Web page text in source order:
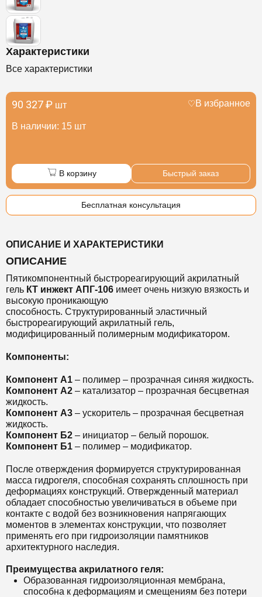
Характеристики
Все характеристики
90 327 ₽ шт
В наличии: 15 шт
В избранное
В корзину Быстрый заказ
Бесплатная консультация
ОПИСАНИЕ И ХАРАКТЕРИСТИКИ
ОПИСАНИЕ
Пятикомпонентный быстрореагирующий акрилатный
гель КТ инжект АПГ-106 имеет очень низкую вязкость и
высокую проникающую
способность. Структурированный эластичный
быстрореагирующий акрилатный гель,
модифицированный полимерным модификатором.
Компоненты:
Компонент А1 – полимер – прозрачная синяя жидкость.
Компонент А2 – катализатор – прозрачная бесцветная
жидкость.
Компонент А3 – ускоритель – прозрачная бесцветная
жидкость.
Компонент Б2 – инициатор – белый порошок.
Компонент Б1 – полимер – модификатор.
После отверждения формируется структурированная
масса гидрогеля, способная сохранять сплошность при
деформациях конструкций. Отвержденный материал
обладает способностью увеличиваться в объеме при
контакте с водой без возникновения напрягающих
моментов в элементах конструкции, что позволяет
применять его при гидроизоляции памятников
архитектурного наследия.
Преимущества акрилатного геля:
Образованная гидроизоляционная мембрана,
способна к деформациям и смещениям без потери